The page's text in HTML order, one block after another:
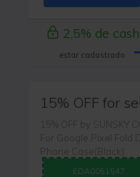
2,5% de
estar cadastrado
15% OFF for
15% OFF by SUNSKY
For Google Pixel Fold
Phone Case(Black)
EDA0051547